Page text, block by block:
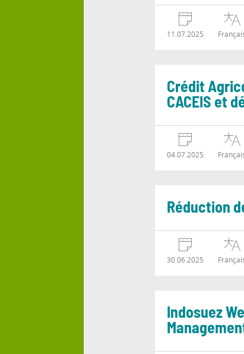
11.07.2025
Crédit
CACEIS et
04.07.2025
Réduction
30.06.2025
Indosuez